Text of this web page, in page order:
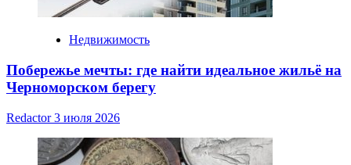
Недвижимость
Побережье мечты: где найти идеальное жильё на
Черноморском берегу
Redactor3 июля 2026